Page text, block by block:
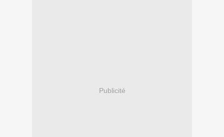
Publicité